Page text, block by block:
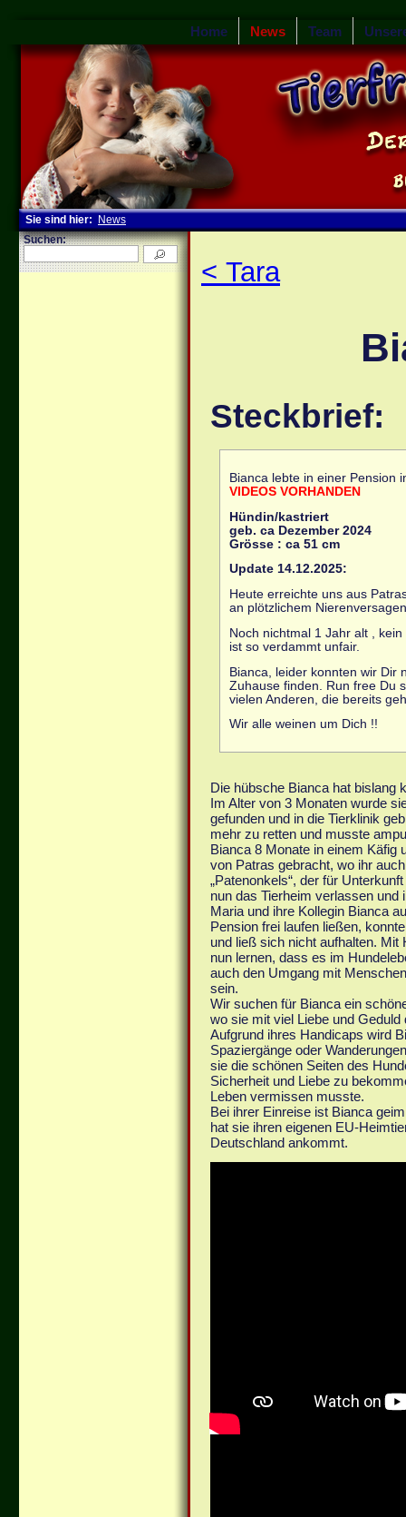
Home News Team
Sie sind hier:
News
Suchen:
< Tara
Steckbrief:
Bianca lebte in einer Pension
VIDEOS VORHANDEN
Hündin/kastriert
geb. ca Dezember 2024
Grösse : ca 51 cm
Update 14.12.2025:
Heute erreichte uns aus
an plötzlichem
Noch nichtmal 1 Jahr alt ,
ist so verdammt unfair.
Bianca, leider konnten wir Dir
Zuhause finden. Run free Du
vielen Anderen, die bereits
Wir alle weinen um Dich !!
Die hübsche Bianca hat bislang
Im Alter von 3 Monaten wurde
gefunden und in die Tierklinik
mehr zu retten und musste
Bianca 8 Monate in einem Käfig
von Patras gebracht, wo ihr
„Patenonkels“, der für
nun das Tierheim verlassen und
Maria und ihre Kollegin Bianca
Pension frei laufen ließen,
und ließ sich nicht aufhalten.
nun lernen, dass es im
auch den Umgang mit
sein.
Wir suchen für Bianca ein
wo sie mit viel Liebe und
Aufgrund ihres Handicaps wird
Spaziergänge oder
sie die schönen Seiten des
Sicherheit und Liebe zu
Leben vermissen musste.
Bei ihrer Einreise ist Bianca
hat sie ihren eigenen EU-
Deutschland ankommt.